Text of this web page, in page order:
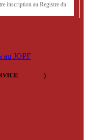
inscription au Registre du
au JOPF
)